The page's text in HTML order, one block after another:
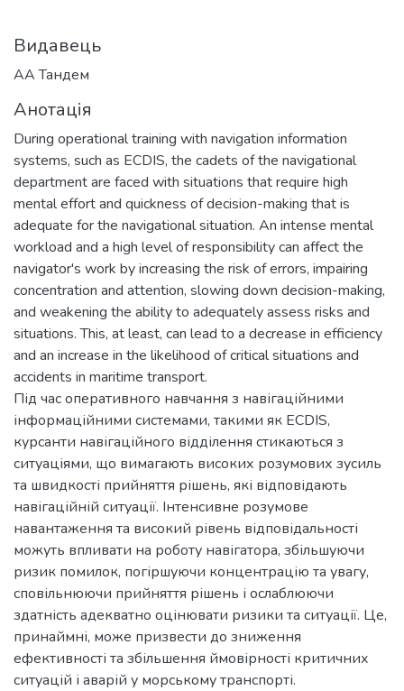
Видавець
АА Тандем
Анотація
During operational training with navigation information
systems, such as ECDIS, the cadets of the navigational
department are faced with situations that require high
mental effort and quickness of decision-making that is
adequate for the navigational situation. An intense mental
workload and a high level of responsibility can affect the
navigator's work by increasing the risk of errors, impairing
concentration and attention, slowing down decision-making,
and weakening the ability to adequately assess risks and
situations. This, at least, can lead to a decrease in efficiency
and an increase in the likelihood of critical situations and
accidents in maritime transport.
Під час оперативного навчання з навігаційними
інформаційними системами, такими як ECDIS,
курсанти навігаційного відділення стикаються з
ситуаціями, що вимагають високих розумових зусиль
та швидкості прийняття рішень, які відповідають
навігаційній ситуації. Інтенсивне розумове
навантаження та високий рівень відповідальності
можуть впливати на роботу навігатора, збільшуючи
ризик помилок, погіршуючи концентрацію та увагу,
сповільнюючи прийняття рішень і ослаблюючи
здатність адекватно оцінювати ризики та ситуації. Це,
принаймні, може призвести до зниження
ефективності та збільшення ймовірності критичних
ситуацій і аварій у морському транспорті.